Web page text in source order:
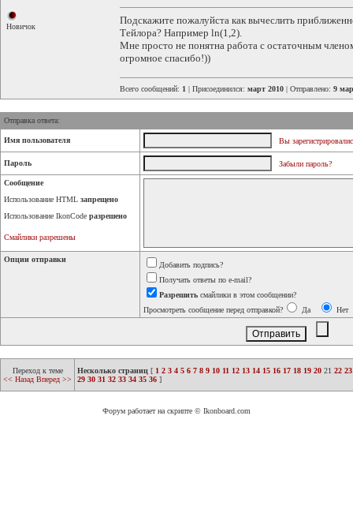
Новичок
Подскажите пожалуйста как вычеслить
Тейлора? Например ln(1,2).
Мне просто не понятна работа с остаточным
огромное спасибо!))
Всего сообщений: 1 | Присоединился: март 2010 | Отправлено: 9
Отправка ответа:
Имя пользователя Вы
Пароль Забыли пароль?
Сообщение
Использование HTML запрещено
Использование IkonCode разрешено
Смайлики разрешены
Опции отправки
Добавить подпись?
Получать ответы по e-mail?
Разрешить смайлики в этом сообщении?
Просмотреть сообщение перед отправкой?
Да Нет
Переход к теме
<< Назад Вперед >>
Несколько страниц [ 1 2 3 4 5 6 7 8 9 10 11 12 13 14 15 16 17 18 19 20 21 22 23
29 30 31 32 33 34 35 36 ]
Форум работает на скрипте © Ikonboard.com